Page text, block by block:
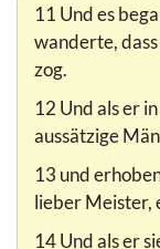
11 Und es
wanderte,
zog.
12 Und als er
aussätzige
13 und
lieber Meister,
14 Und als er